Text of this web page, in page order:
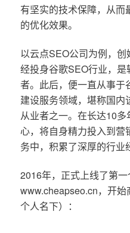
有坚实的技术保障，从
的优化效果。
以云点SEO公司为例，
经投身谷歌SEO行业，
者。此后，便一直从事于
建设服务领域，堪称国
从业者之一。在长达10
心，将自身精力投入到
务中，积累了深厚的行业
2016年，正式上线了第一
www.cheapseo.cn，开
个人名下）：